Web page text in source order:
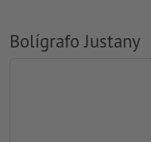
Bolígrafo Justany